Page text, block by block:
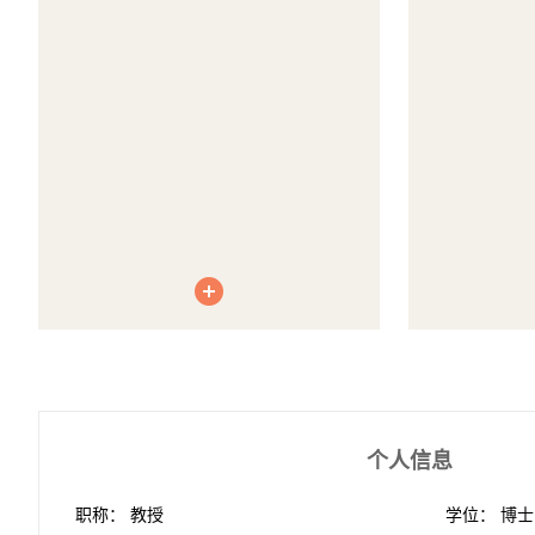
个人信息
职称： 教授 学位： 博士